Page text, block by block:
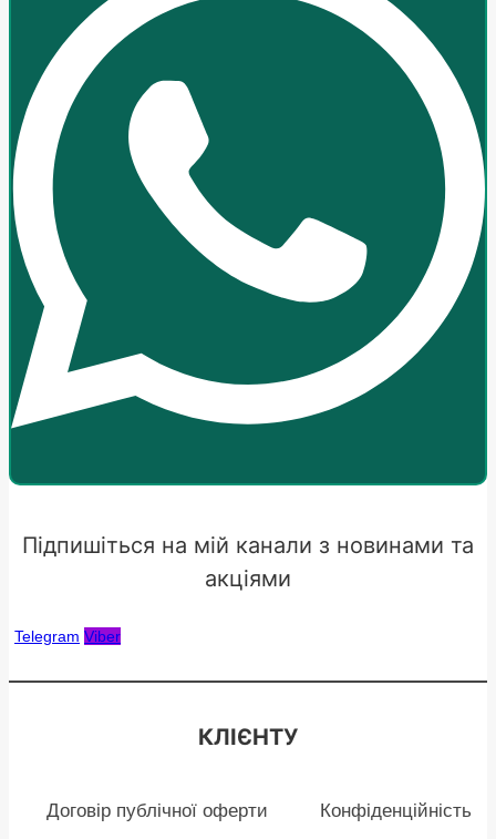
Підпишіться на мій канали з новинами та
акціями
Telegram Viber
КЛІЄНТУ
Договір публічної оферти Конфіденційність